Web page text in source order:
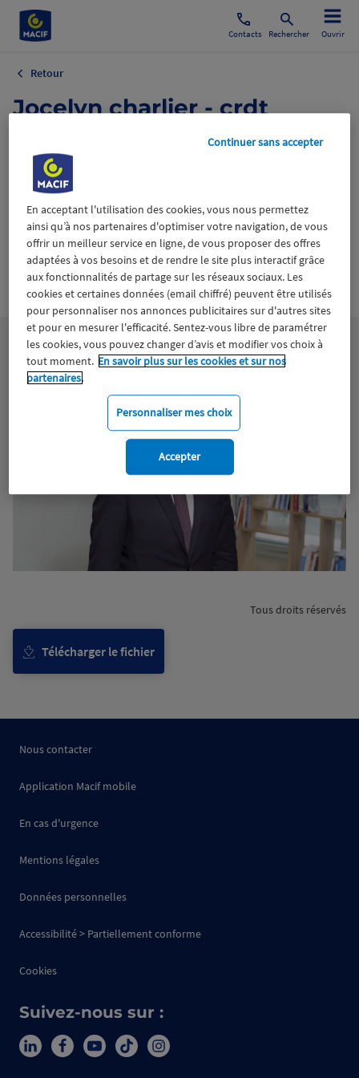
Contacts Rechercher Ouvrir
Retour
Jocelyn charlier - crdt
25 mars 2021
Certifié avecWiztrust
trusted
sources
Télécharger le fichier
Tous droits réservés
Nous contacter
Application Macif mobile
En cas d'urgence
Mentions légales
Données personnelles
Accessibilité > Partiellement conforme
Cookies
Suivez-nous sur :
En acceptant l'utilisation des cookies, vous nous permettez
ainsi qu’à nos partenaires d'optimiser votre navigation, de vous
offrir un meilleur service en ligne, de vous proposer des offres
adaptées à vos besoins et de rendre le site plus interactif grâce
aux fonctionnalités de partage sur les réseaux sociaux. Les
cookies et certaines données (email chiffré) peuvent être utilisés
pour personnaliser nos annonces publicitaires sur d'autres sites
et pour en mesurer l'efficacité. Sentez-vous libre de paramétrer
les cookies, vous pouvez changer d’avis et modifier vos choix à
tout moment. En savoir plus sur les cookies et sur nos
partenaires.
Personnaliser mes choix
Continuer sans accepter
Accepter